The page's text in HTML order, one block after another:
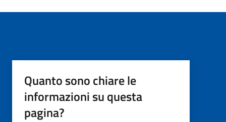
Quanto sono chiare le
informazioni su questa
pagina?